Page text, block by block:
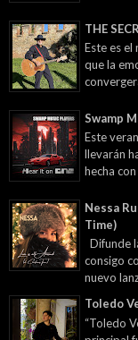
THE
Este es
que la
Swamp
Este
llevarán
hecha
Nessa
Time)
Difunde
consigo
nuevo
Toledo
“Toledo